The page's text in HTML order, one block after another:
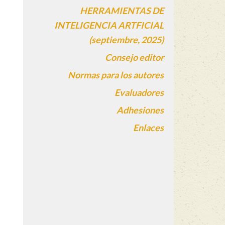
HERRAMIENTAS DE
INTELIGENCIA ARTFICIAL
(septiembre, 2025)
Consejo editor
Normas para los autores
Evaluadores
Adhesiones
Enlaces